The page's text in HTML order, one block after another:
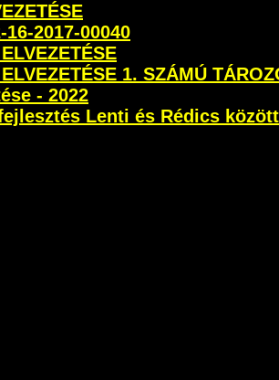
2017-00040
1. SZÁMÚ
- 2022
Lenti és Rédics között